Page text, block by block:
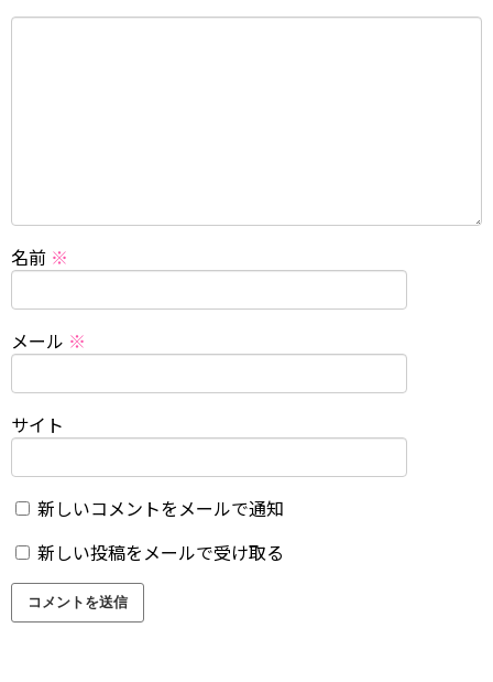
名前 ※
メール ※
サイト
新しいコメントをメールで通知
新しい投稿をメールで受け取る